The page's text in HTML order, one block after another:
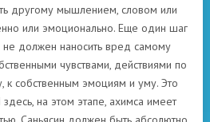
другому мышлением, словом или
или эмоционально. Еще один шаг
не должен наносить вред самому
чувствами, действиями по
к собственным эмоциям и уму. Это
на этом этапе, ахимса имеет